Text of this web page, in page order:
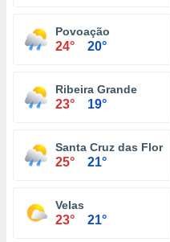
Povoação
24° 20°
Ribeira Grande
23° 19°
Santa Cruz das Flores
25° 21°
Velas
23° 21°